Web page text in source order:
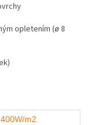
opletením (ø 8
m2